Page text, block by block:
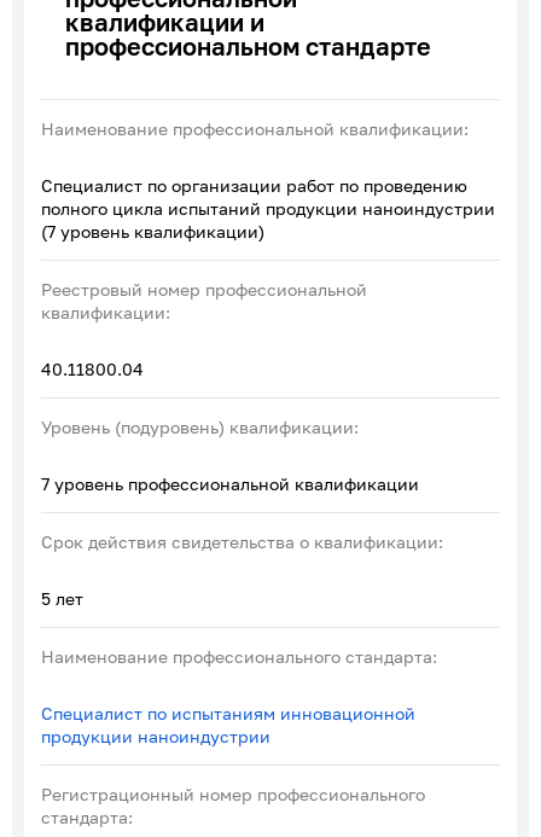
Эксперты по ПОА
Соглашения с отраслевыми СПК
квалификации и
профессиональном стандарте
Наименование профессиональной квалификации:
Специалист по организации работ по проведению
полного цикла испытаний продукции наноиндустрии
(7 уровень квалификации)
Реестровый номер профессиональной
квалификации:
40.11800.04
Уровень (подуровень) квалификации:
7 уровень профессиональной квалификации
Срок действия свидетельства о квалификации:
5 лет
Наименование профессионального стандарта:
Специалист по испытаниям инновационной
продукции наноиндустрии
Регистрационный номер профессионального
стандарта: